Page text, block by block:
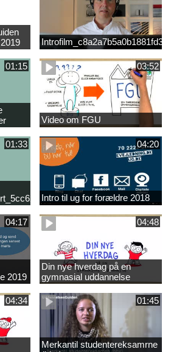
01:15 03:52
Video om FGU
01:33 04:20
Intro til ug for forældre 2018
04:17
2019
04:48
Din nye hverdag på en
gymnasial uddannelse
04:34 01:45
Merkantil studentereksamrne